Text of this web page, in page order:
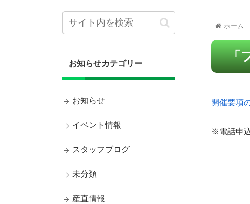
ホーム
「
開催要項
※電話申
お知らせカテゴリー
お知らせ
イベント情報
スタッフブログ
未分類
産直情報